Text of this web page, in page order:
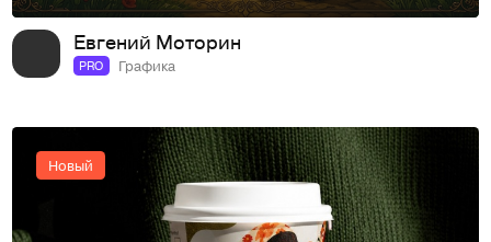
Евгений Моторин
PRO Графика
Новый